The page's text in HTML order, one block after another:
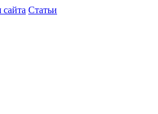
сайта Статьи